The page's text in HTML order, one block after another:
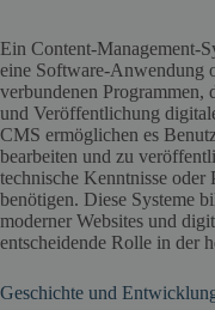
Ein Content-Management-
eine Software-Anwendung
verbundenen Programmen,
und Veröffentlichung
CMS ermöglichen es
bearbeiten und zu
technische Kenntnisse
benötigen. Diese Systeme
moderner Websites und
entscheidende Rolle in der
Geschichte und